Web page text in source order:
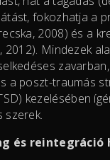
fokozhatja a
2008) és a
2012). Mindezek
a poszt-traumás
kezelésében
szerek.
és reintegráció